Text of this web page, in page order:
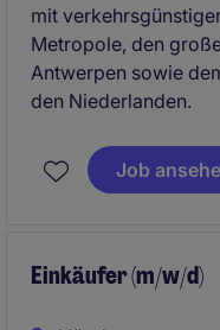
mit
Metropole, den
Antwerpen sowie
den Niederlanden.
Job
Einkäufer (m/w/d)